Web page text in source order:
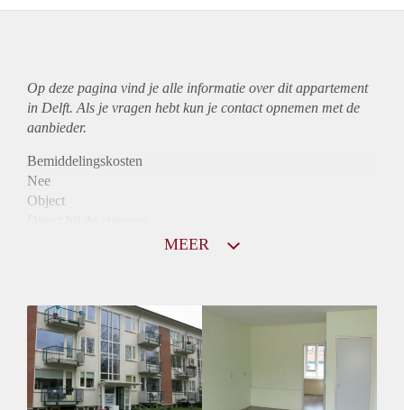
Op deze pagina vind je alle informatie over ditappartement
in Delft. Als je vragen hebt kun je contact opnemen met de
aanbieder.
Bemiddelingskosten
Nee
Object
Huurtoeslag
Mogelijk
Inkomen eis
N.V.T.
Huurtermijn
MEER